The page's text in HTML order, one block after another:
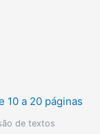
de textos